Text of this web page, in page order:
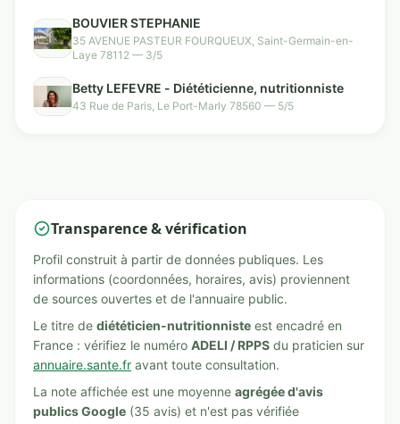
BOUVIER STEPHANIE
35 AVENUE PASTEUR FOURQUEUX, Saint-Germain-en-
Laye 78112 — 3/5
Betty LEFEVRE - Diététicienne, nutritionniste
43 Rue de Paris, Le Port-Marly 78560 — 5/5
Transparence & vérification
Profil construit à partir de données publiques. Les
informations (coordonnées, horaires, avis) proviennent
de sources ouvertes et de l'annuaire public.
Le titre de diététicien-nutritionniste est encadré en
France : vérifiez le numéro ADELI / RPPS du praticien sur
annuaire.sante.fr avant toute consultation.
La note affichée est une moyenne agrégée d'avis
publics Google (35 avis) et n'est pas vérifiée